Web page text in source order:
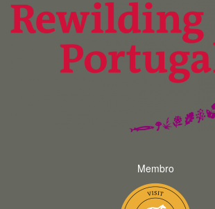
Membro